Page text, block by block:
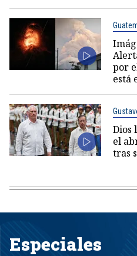
por
está
Dios
el
tras
Especiales